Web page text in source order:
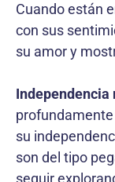
Cuando están
con sus
su amor y
Independencia
su
son del tipo
seguir